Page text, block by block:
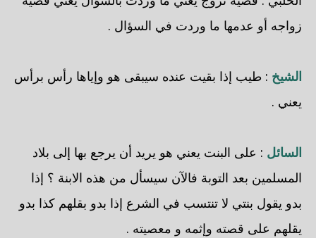
زواجه أو عدمها ما وردت في السؤال .
الشيخ : طيب إذا بقيت عنده سيبقى هو وإياها رأس برأس
يعني .
السائل : على البنت يعني هو يريد أن يرجع بها إلى بلاد
المسلمين بعد التوبة فالآن سيسأل من هذه الابنة ؟ إذا
بدو يقول بنتي لا تنتسب في الشرع إذا بدو بقلهم كذا بدو
يقلهم على قصته وإثمه و معصيته .